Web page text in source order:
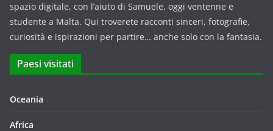
spazio digitale, con l’aiuto di Samuele, oggi ventenne e
studente a Malta. Qui troverete racconti sinceri, fotografie,
curiosità e ispirazioni per partire… anche solo con la fantasia.
Paesi visitati
Oceania
Africa